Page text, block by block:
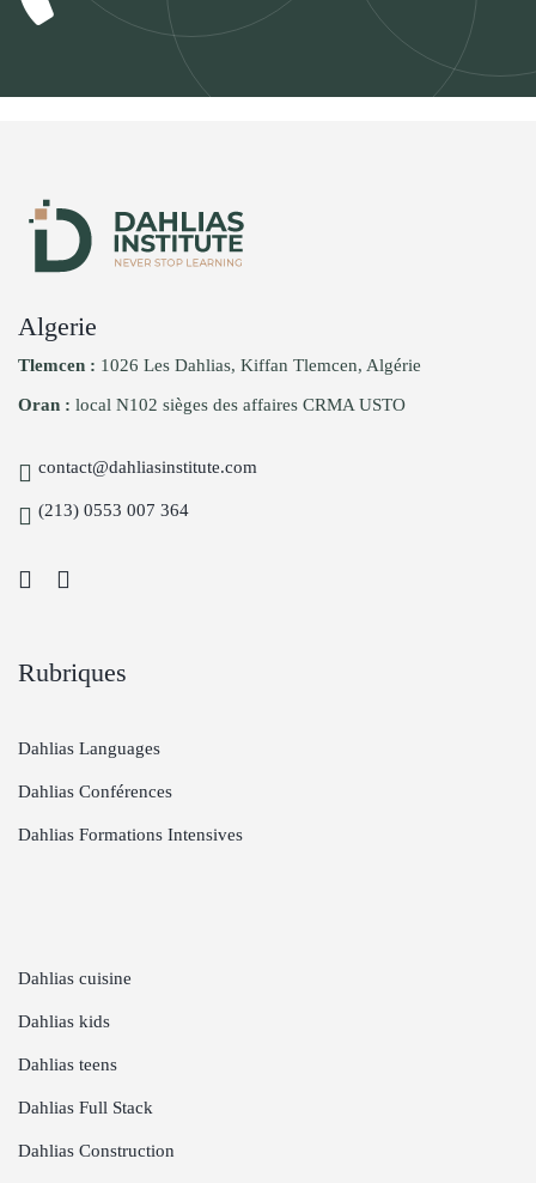
Algerie
Tlemcen : 1026 Les Dahlias, Kiffan Tlemcen, Algérie
Oran : local N102 sièges des affaires CRMA USTO
contact@dahliasinstitute.com
(213) 0553 007 364
Rubriques
Dahlias Languages
Dahlias Conférences
Dahlias Formations Intensives
Dahlias cuisine
Dahlias kids
Dahlias teens
Dahlias Full Stack
Dahlias Construction